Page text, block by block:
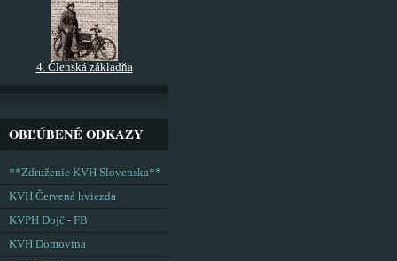
4. Členská základňa
OBĽÚBENÉ ODKAZY
**Združenie KVH Slovenska**
KVH Červená hviezda
KVPH Dojč - FB
KVH Domovina